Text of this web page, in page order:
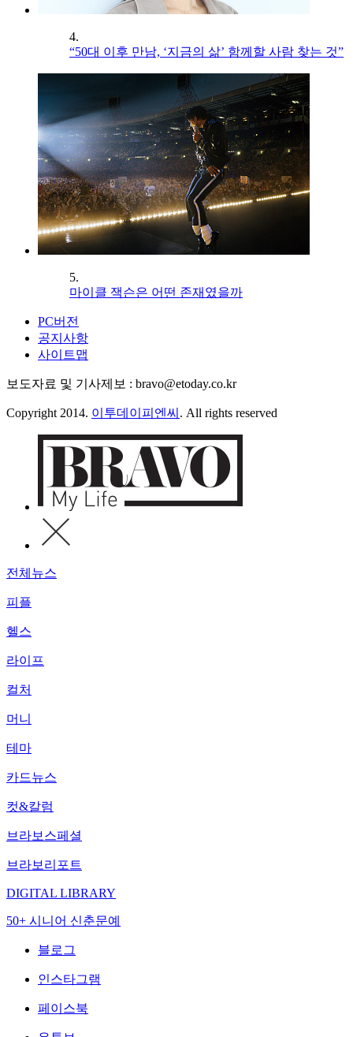
4.
“50대 이후 만남, ‘지금의 삶’ 함께할 사람 찾는 것”
5.
마이클 잭슨은 어떤 존재였을까
PC버전
공지사항
사이트맵
보도자료 및 기사제보 : bravo@etoday.co.kr
Copyright 2014. 이투데이피엔씨 . All rights reserved
전체뉴스
피플
헬스
라이프
컬처
머니
테마
카드뉴스
컷&칼럼
브라보스페셜
브라보리포트
DIGITAL LIBRARY
50+ 시니어 신춘문예
블로그
인스타그램
페이스북